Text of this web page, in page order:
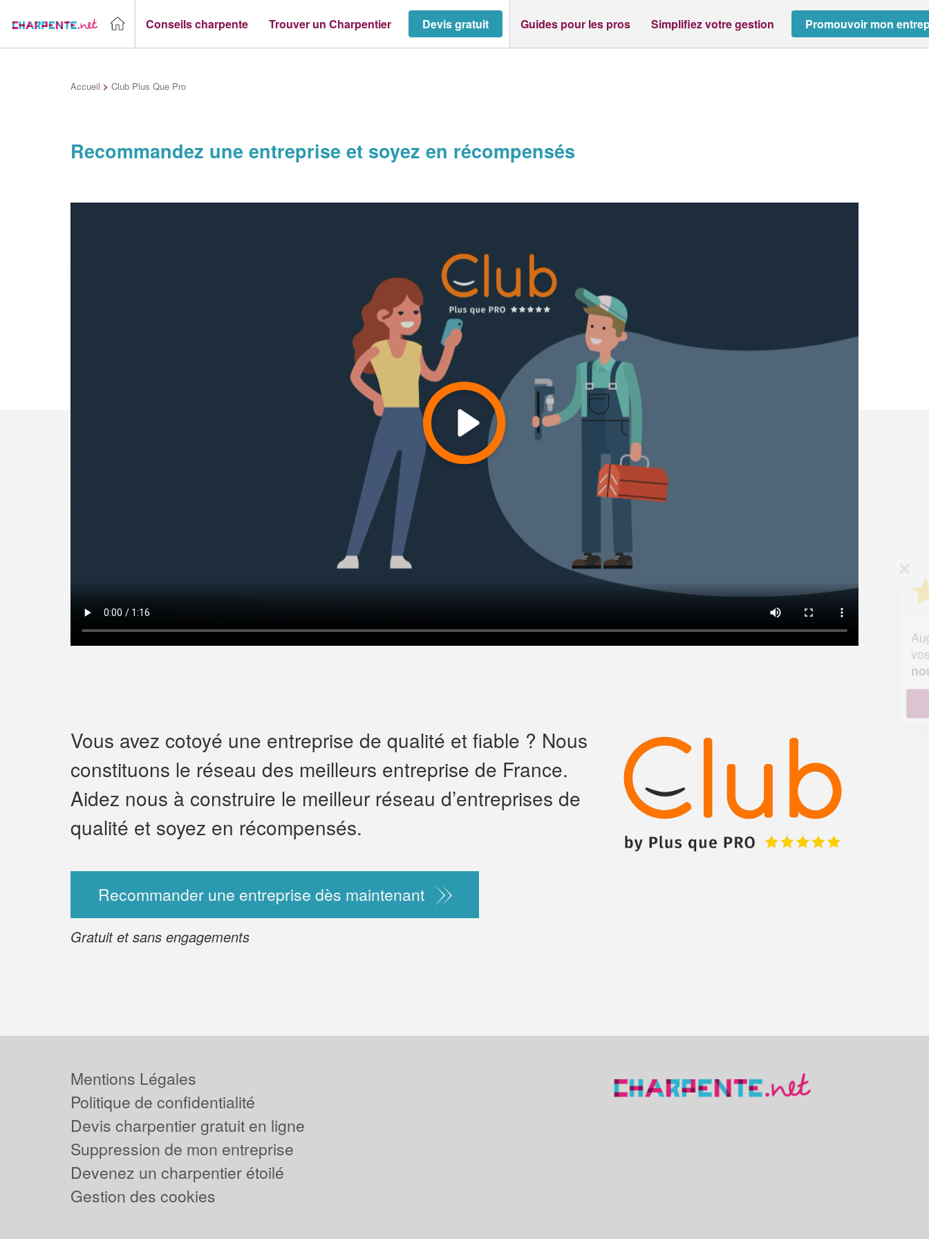
Conseils charpente Trouver un Charpentier Devis gratuit Guides pour les pros Simplifiez votre gestion Promouvoir mon
Accueil > Club Plus Que Pro
Recommandez une entreprise et soyez en récompensés
Vous avez cotoyé une entreprise de qualité et fiable ? Nous
constituons le réseau des meilleurs entreprise de France.
Aidez nous à construire le meilleur réseau d’entreprises de
qualité et soyez en récompensés.
Recommander une entreprise dès maintenant
Gratuit et sans engagements
Vous êtes un
professionnel ?
Augmentez votrechiffre d'affaires
Mentions Légales
Politique de confidentialité
Devis charpentier gratuit en ligne
Suppression de mon entreprise
Devenez un charpentier étoilé
Gestion des cookies